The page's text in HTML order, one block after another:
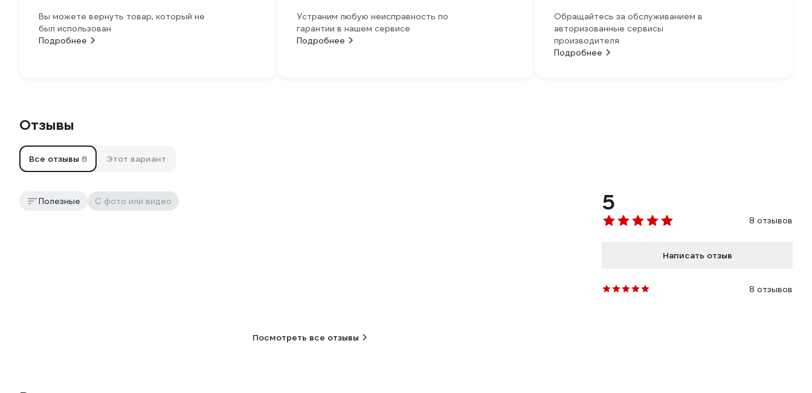
Вы можете вернуть товар, который не
был использован
Подробнее
Устраним любую неисправность по
гарантии в нашем сервисе
Подробнее
Обращайтесь за обслуживанием в
авторизованные сервисы
производителя
Подробнее
Отзывы
Все отзывы 8 Этот вариант
5
8 отзывов
Написать отзыв
8 отзывов
Полезные С фото или видео
Посмотреть все отзывы